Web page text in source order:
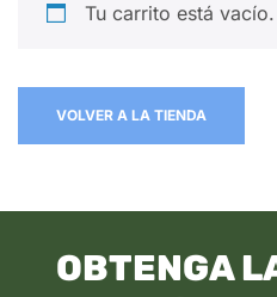
Tu carrito está vacío.
VOLVER A LA TIENDA
OBTENGA